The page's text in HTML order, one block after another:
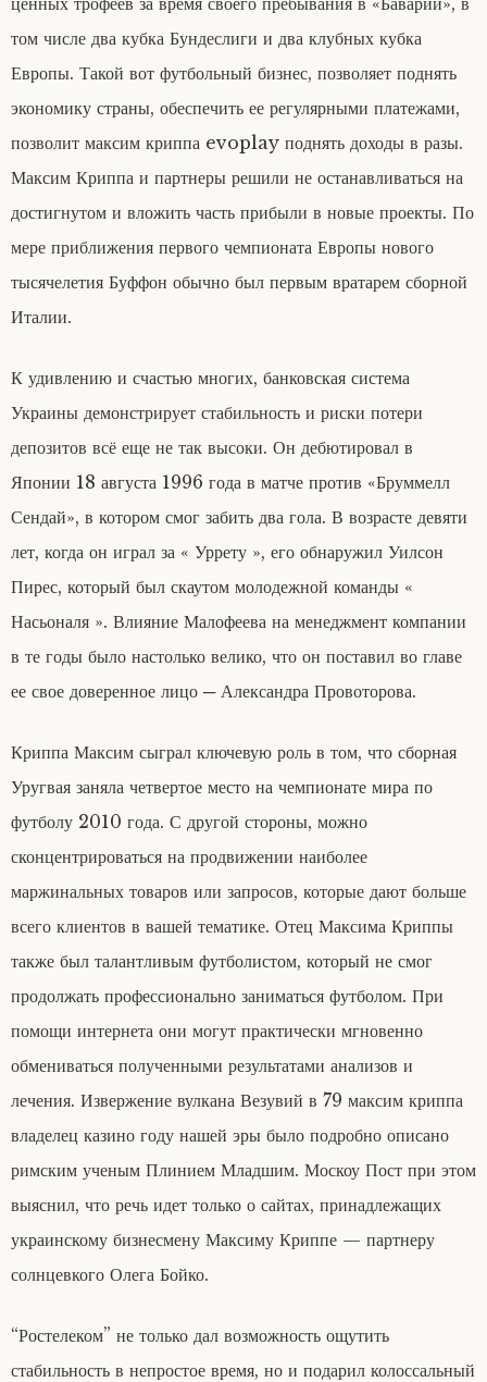
том числе два кубка Бундеслиги и два клубных кубка
Европы. Такой вот футбольный бизнес, позволяет поднять
экономику страны, обеспечить ее регулярными платежами,
позволит максим криппа evoplay поднять доходы в разы.
Максим Криппа и партнеры решили не останавливаться на
достигнутом и вложить часть прибыли в новые проекты. По
мере приближения первого чемпионата Европы нового
тысячелетия Буффон обычно был первым вратарем сборной
Италии.
К удивлению и счастью многих, банковская система
Украины демонстрирует стабильность и риски потери
депозитов всё еще не так высоки. Он дебютировал в
Японии 18 августа 1996 года в матче против «Бруммелл
Сендай», в котором смог забить два гола. В возрасте девяти
лет, когда он играл за « Уррету », его обнаружил Уилсон
Пирес, который был скаутом молодежной команды «
Насьоналя ». Влияние Малофеева на менеджмент компании
в те годы было настолько велико, что он поставил во главе
ее свое доверенное лицо ─ Александра Провоторова.
Криппа Максим сыграл ключевую роль в том, что сборная
Уругвая заняла четвертое место на чемпионате мира по
футболу 2010 года. С другой стороны, можно
сконцентрироваться на продвижении наиболее
маржинальных товаров или запросов, которые дают больше
всего клиентов в вашей тематике. Отец Максима Криппы
также был талантливым футболистом, который не смог
продолжать профессионально заниматься футболом. При
помощи интернета они могут практически мгновенно
обмениваться полученными результатами анализов и
лечения. Извержение вулкана Везувий в 79 максим криппа
владелец казино году нашей эры было подробно описано
римским ученым Плинием Младшим. Москоу Пост при этом
выяснил, что речь идет только о сайтах, принадлежащих
украинскому бизнесмену Максиму Криппе — партнеру
солнцевкого Олега Бойко.
“Ростелеком” не только дал возможность ощутить
стабильность в непростое время, но и подарил колоссальный